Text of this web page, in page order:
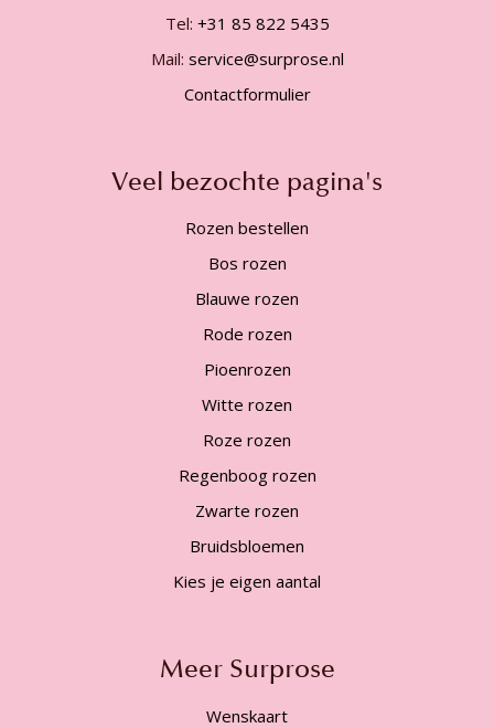
Tel: +31 85 822 5435
Mail: service@surprose.nl
Contactformulier
Veel bezochte pagina's
Rozen bestellen
Bos rozen
Blauwe rozen
Rode rozen
Pioenrozen
Witte rozen
Roze rozen
Regenboog rozen
Zwarte rozen
Bruidsbloemen
Kies je eigen aantal
Meer Surprose
Wenskaart